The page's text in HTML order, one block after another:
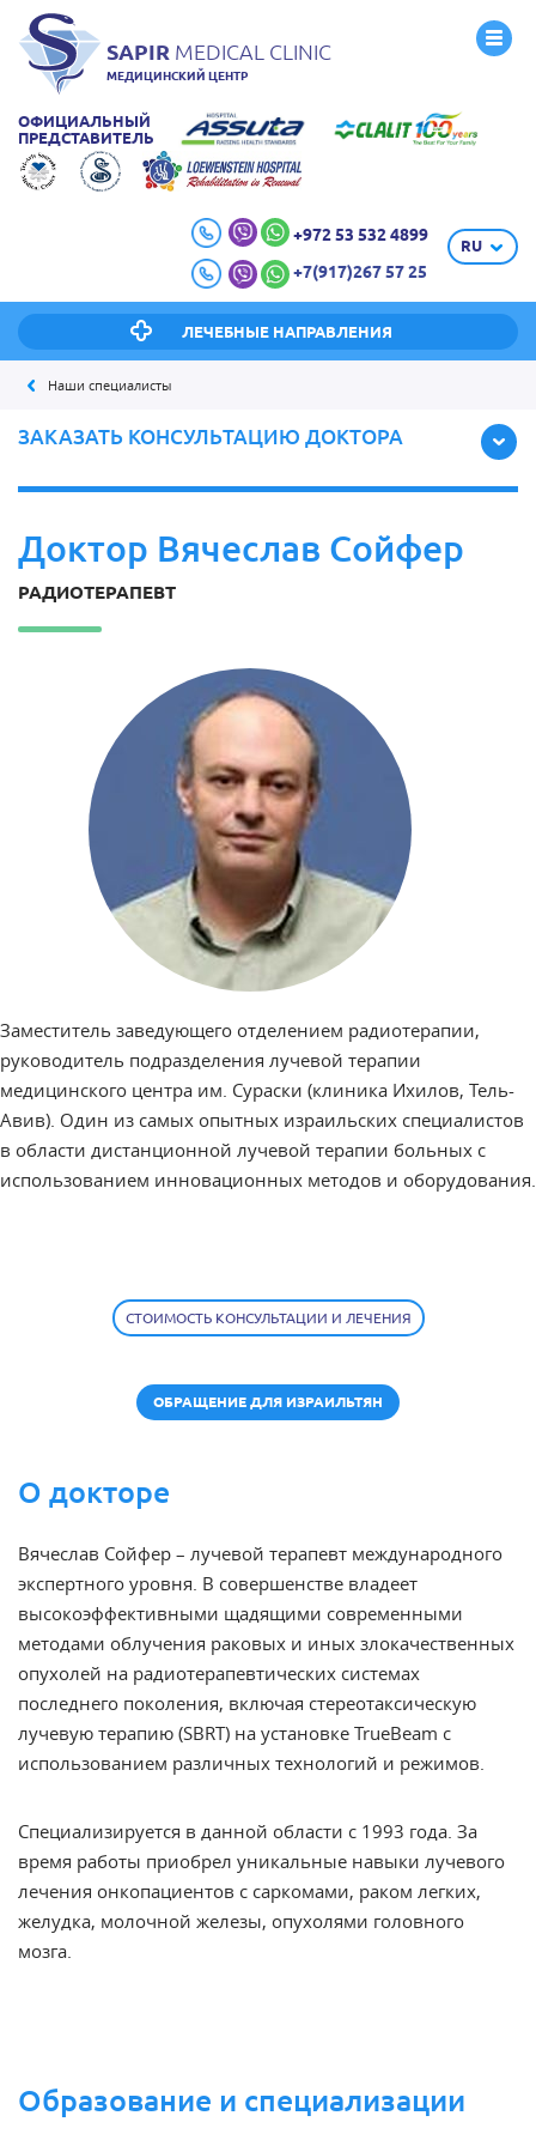
SAPIR MEDICAL CLINIC
МЕДИЦИНСКИЙ ЦЕНТР
ОФИЦИАЛЬНЫЙ
ПРЕДСТАВИТЕЛЬ
+972 53 532 4899
+7(917)267 57 25
RU
ЛЕЧЕБНЫЕ НАПРАВЛЕНИЯ
Наши специалисты
ЗАКАЗАТЬ КОНСУЛЬТАЦИЮ ДОКТОРА
Доктор Вячеслав Сойфер
РАДИОТЕРАПЕВТ
Заместитель заведующего отделением радиотерапии,
руководитель подразделения лучевой терапии
медицинского центра им. Сураски (клиника Ихилов, Тель-
Авив). Один из самых опытных израильских специалистов
в области дистанционной лучевой терапии больных с
использованием инновационных методов и оборудования.
СТОИМОСТЬ КОНСУЛЬТАЦИИ И ЛЕЧЕНИЯ
ОБРАЩЕНИЕ ДЛЯ ИЗРАИЛЬТЯН
О докторе
Вячеслав Сойфер – лучевой терапевт международного
экспертного уровня. В совершенстве владеет
высокоэффективными щадящими современными
методами облучения раковых и иных злокачественных
опухолей на радиотерапевтических системах
последнего поколения, включая стереотаксическую
лучевую терапию (SBRT) на установке TrueBeam с
использованием различных технологий и режимов.
Специализируется в данной области с 1993 года. За
время работы приобрел уникальные навыки лучевого
лечения онкопациентов с саркомами, раком легких,
желудка, молочной железы, опухолями головного
мозга.
Образование и специализации